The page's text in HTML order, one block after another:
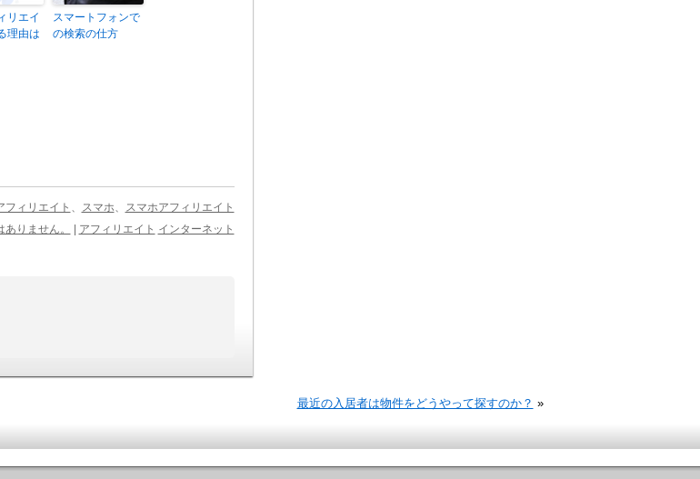
リエイ
理由は
スマートフォンで
の検索の仕方
フィリエイト スマホ
スマホアフィリエイト
ありません。 | アフィリエイト インターネット
最近の入居者は物件をどうやって探すのか？ »